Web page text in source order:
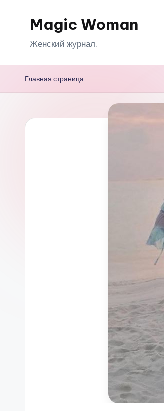
Magic Woman
Женский журнал.
Главная страница